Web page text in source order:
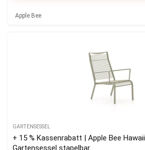
Apple Bee
GARTENSESSEL
+ 15 % Kassenrabatt | Apple Bee Hawaii
Gartensessel stapelbar